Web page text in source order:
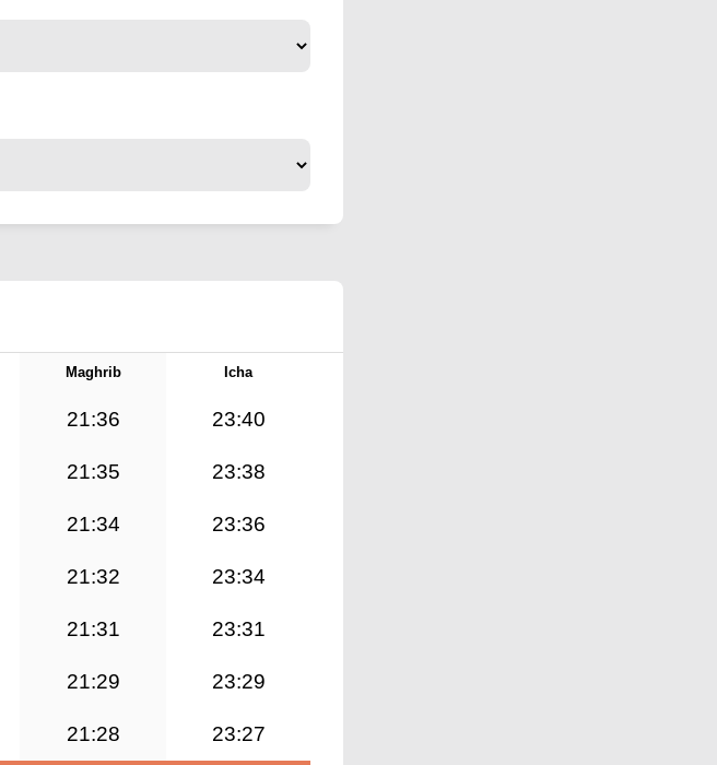
Maghrib Icha
21:36 23:40
21:35 23:38
21:34 23:36
21:32 23:34
21:31 23:31
21:29 23:29
21:28 23:27